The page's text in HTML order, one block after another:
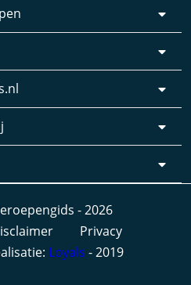
- 2026
Privacy
Loyals - 2019